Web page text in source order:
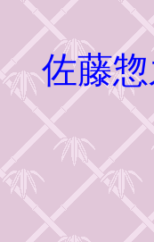
佐藤